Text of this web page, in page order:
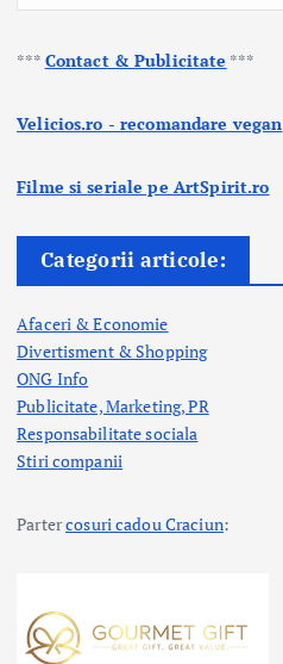
*** Contact & Publicitate ***
Velicios.ro - recomandare vegan
Filme si seriale pe ArtSpirit.ro
Categorii articole:
Afaceri & Economie
Divertisment & Shopping
ONG Info
Publicitate, Marketing, PR
Responsabilitate sociala
Stiri companii
Partercosuri cadou Craciun: